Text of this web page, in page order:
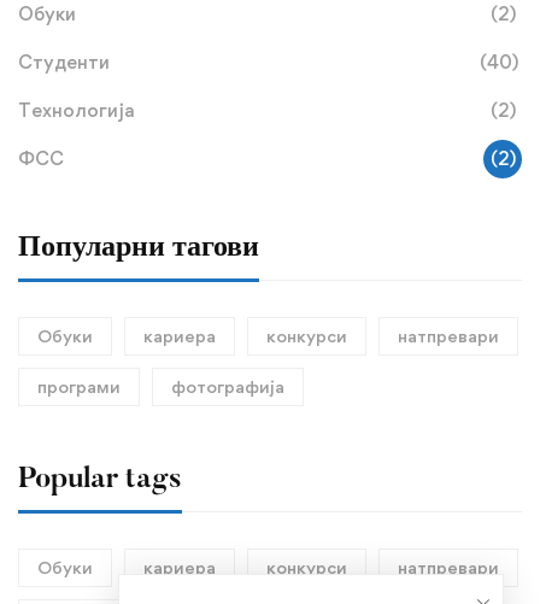
Обуки (2)
Студенти (40)
Технологија (2)
ФСС (2)
Популарни тагови
Обуки кариера конкурси натпревари
програми фотографија
Popular tags
Обуки кариера конкурси натпревари